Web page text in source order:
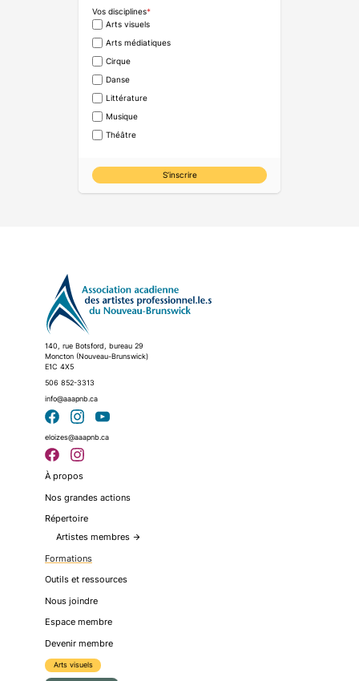
Vos disciplines*
Arts visuels
Arts médiatiques
Cirque
Danse
Littérature
Musique
Théâtre
S’inscrire
140, rue Botsford, bureau 29
Moncton (Nouveau-Brunswick)
E1C 4X5
506 852-3313
info@aaapnb.ca
eloizes@aaapnb.ca
À propos
Nos grandes actions
Répertoire
Artistes membres arrow_forward
Formations
Outils et ressources
Nous joindre
Espace membre
Devenir membre
Arts visuels